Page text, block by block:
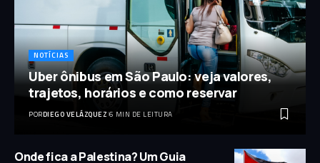
NOTÍCIAS
Uber ônibus em São Paulo: veja valores,
trajetos, horários e como reservar
PORDIEGO VELÁZQUEZ 6 MIN DE LEITURA
Onde fica a Palestina? Um Guia